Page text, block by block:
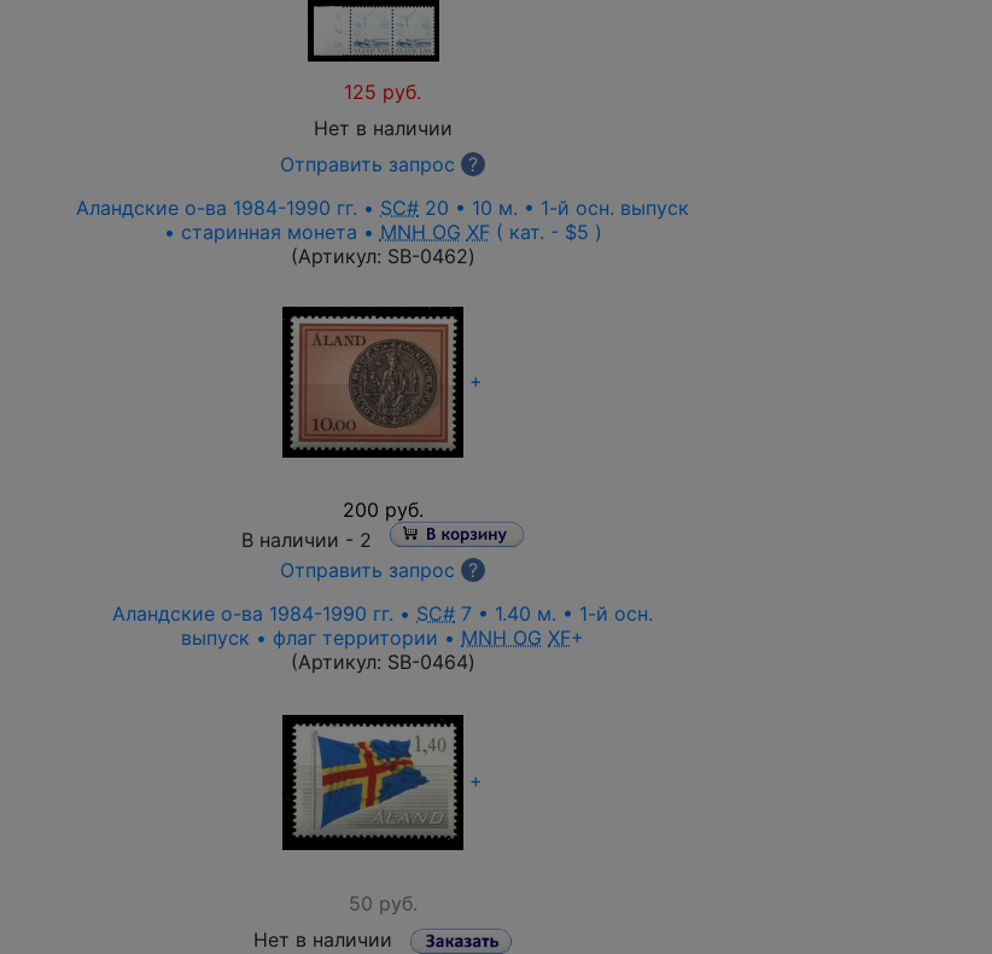
125 руб.
Нет в наличии
Отправить запрос
?
Аландские о-ва 1984-1990 гг. • SC# 20 • 10 м. • 1-й осн. выпуск
• старинная монета • MNH OG XF( кат. - $5 )
(Артикул: SB-0462)
+
200 руб.
В наличии - 2
Отправить запрос
?
Аландские о-ва 1984-1990 гг. • SC# 7 • 1.40 м. • 1-й осн.
выпуск • флаг территории • MNH OG XF+
(Артикул: SB-0464)
+
50 руб.
Нет в наличии